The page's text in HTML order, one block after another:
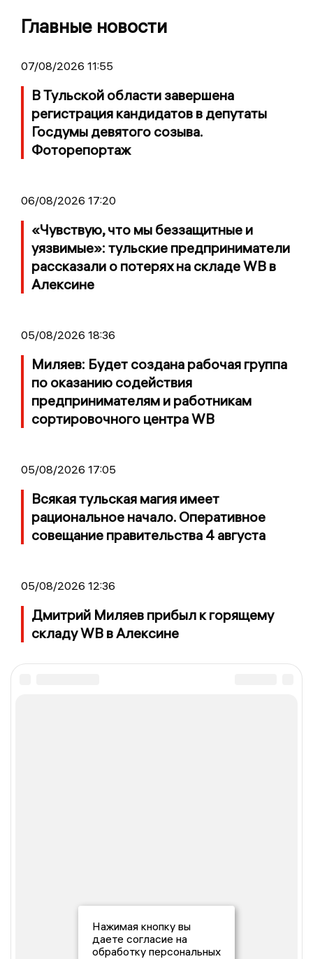
Главные новости
07/08/2026 11:55
В Тульской области завершена
регистрация кандидатов в депутаты
Госдумы девятого созыва.
Фоторепортаж
06/08/2026 17:20
«Чувствую, что мы беззащитные и
уязвимые»: тульские предприниматели
рассказали о потерях на складе WB в
Алексине
05/08/2026 18:36
Миляев: Будет создана рабочая группа
по оказанию содействия
предпринимателям и работникам
сортировочного центра WB
05/08/2026 17:05
Всякая тульская магия имеет
рациональное начало. Оперативное
совещание правительства 4 августа
05/08/2026 12:36
Дмитрий Миляев прибыл к горящему
складу WB в Алексине
Нажимая кнопку вы
даете согласие на
обработку персональных